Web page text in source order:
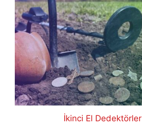
İkinci El Dedektörler